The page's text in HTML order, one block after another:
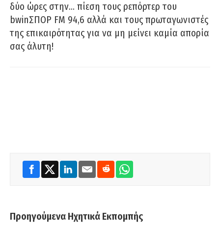
δύο ώρες στην… πίεση τους ρεπόρτερ του
bwinΣΠΟΡ FM 94,6 αλλά και τους πρωταγωνιστές
της επικαιρότητας για να μη μείνει καμία απορία
σας άλυτη!
Προηγούμενα Ηχητικά Εκπομπής